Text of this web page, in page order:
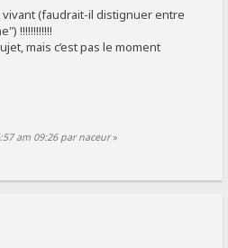
vivant (faudrait-il distignuer entre
!!!!!!!!!!!!
mais c’est pas le moment
am 09:26 par naceur»